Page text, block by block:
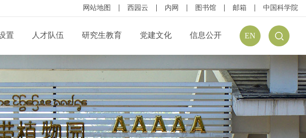
网站地图 西园云 内网 图书馆 邮箱 中国科学院
置 人才队伍
动站
研究生教育
培养管理
导师队伍
服务指南
党建文化
群团天地 廉政建设
党务公开 文化建设
党建专题 学习资源
信息公开
信息公开目录 预（决）算公开
依申请公开 年度报告
联系方式
EN